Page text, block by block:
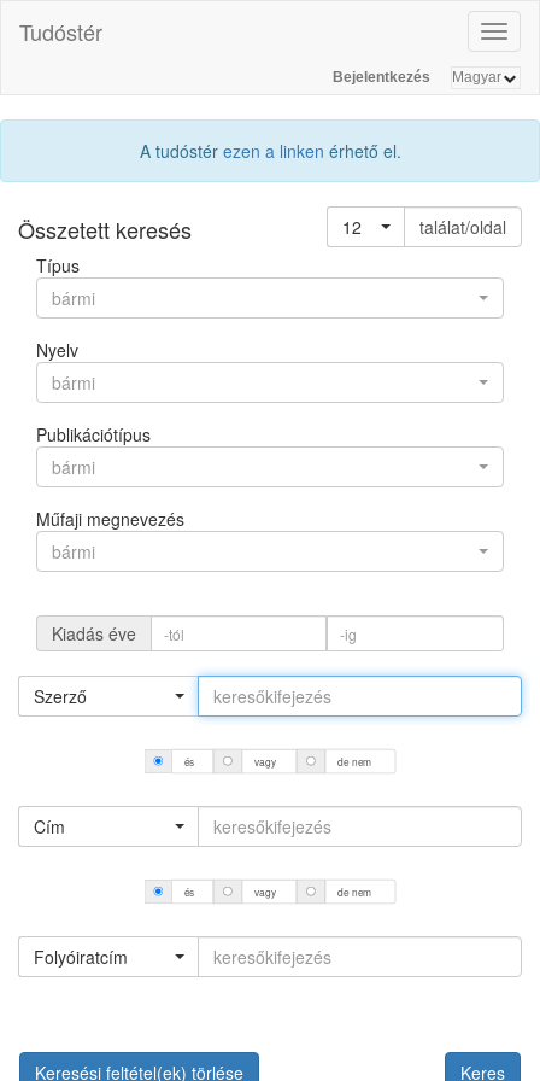
Tudóstér
Bejelentkezés
A tudóstér ezen a linken érhető el.
Összetett keresés 12
találat/oldal
Típus
bármi
Nyelv
bármi
Publikációtípus
bármi
Műfaji megnevezés
bármi
Kiadás éve
Szerző
és vagy de nem
Cím
és vagy de nem
Folyóiratcím
Keresési feltétel(ek) törlése